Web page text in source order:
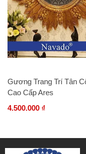
Gương Trang Trí Tân
Cao Cấp Ares
4.500.000 ₫